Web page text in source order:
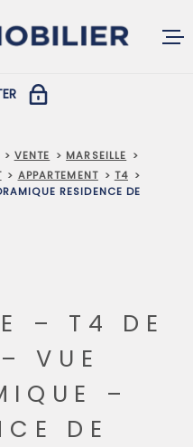
ACHETER
VENDRE
LOCATAIRES
VENTE
MARSEILLE
APPARTEMENT
T4
RESIDENCE DE
– T4 DE
VUE
–
DE